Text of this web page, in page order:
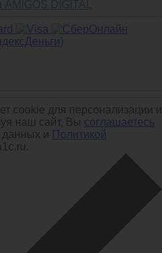
cookie для персонализации и
наш сайт, Вы соглашаетесь
данных и Политикой